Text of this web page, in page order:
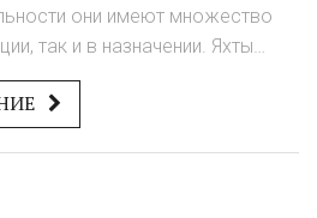
они имеют множество
так и в назначении. Яхты
с роскошью, комфортом и
расстояния. В это время
с акцентом на